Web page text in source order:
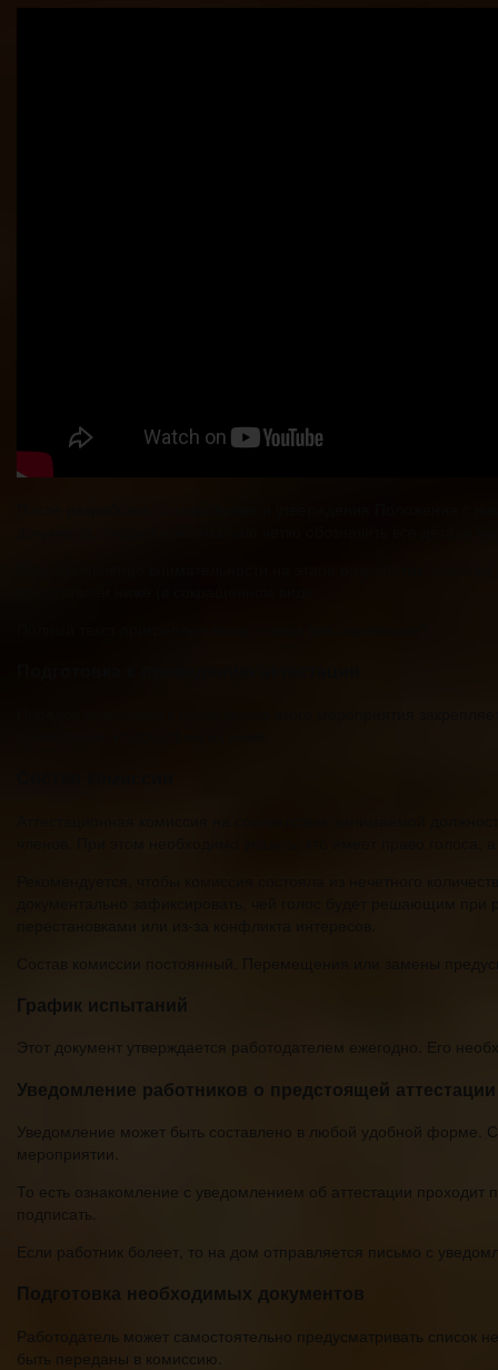
Состав комиссии постоянный. Перемещения или замены
График испытаний
Этот документ утверждается работодателем ежегодно. Его
Уведомление работников о предстоящей аттестации
Уведомление может быть составлено в любой удобной форме.
мероприятии.
То есть ознакомление с уведомлением об аттестации проходит
подписать.
Если работник болеет, то на дом отправляется письмо с
Подготовка необходимых документов
Работодатель может самостоятельно предусматривать
быть переданы в комиссию.